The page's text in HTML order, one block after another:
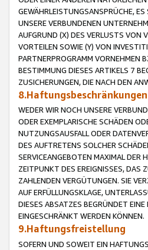
GEWÄHRLEISTUNGSANSPRÜCHE,
UNSERE VERBUNDENEN
AUFGRUND (X) DES VERLUSTS VON
VORTEILEN SOWIE (Y) VON
PARTNERPROGRAMM VORNEHMEN
BESTIMMUNG DIESES ARTIKELS 7
ZUSICHERUNGEN, DIE NACH DEN
8.Haftungsbeschränkungen
WEDER WIR NOCH UNSERE
ODER EXEMPLARISCHE SCHÄDEN
NUTZUNGSAUSFALL ODER
DES AUFTRETENS SOLCHER
SERVICEANGEBOTEN MAXIMAL DER
ZEITPUNKT DES EREIGNISSES, DAS
ZAHLENDEN VERGÜTUNGEN. SIE
AUF ERFÜLLUNGSKLAGE,
DIESES ABSATZES BEGRÜNDET
EINGESCHRÄNKT WERDEN KÖNNEN.
9.Haftungsfreistellung
SOFERN UND SOWEIT EIN